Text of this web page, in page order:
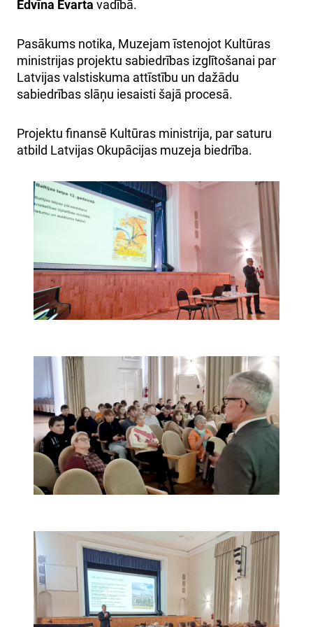
Edvīna Evarta vadībā.
Pasākums notika, Muzejam īstenojot Kultūras
ministrijas projektu sabiedrības izglītošanai par
Latvijas valstiskuma attīstību un dažādu
sabiedrības slāņu iesaisti šajā procesā.
Projektu finansē Kultūras ministrija, par saturu
atbild Latvijas Okupācijas muzeja biedrība.